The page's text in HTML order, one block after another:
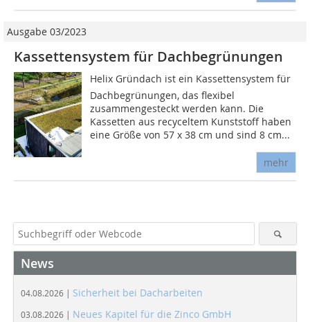
Ausgabe 03/2023
Kassettensystem für Dachbegrünungen
Helix Gründach ist ein Kassettensystem für
Dachbegrünungen, das flexibel
zusammengesteckt werden kann. Die
Kassetten aus recyceltem Kunststoff haben
eine Größe von 57 x 38 cm und sind 8 cm...
mehr
News
04.08.2026 | Sicherheit bei Dacharbeiten
03.08.2026 | Neues Kapitel für die Zinco GmbH